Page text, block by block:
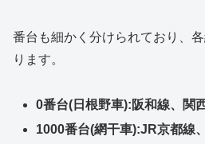
番台も細かく分けられており、
ります。
0番台(日根野車):阪和線、関
1000番台(網干車):JR京都線